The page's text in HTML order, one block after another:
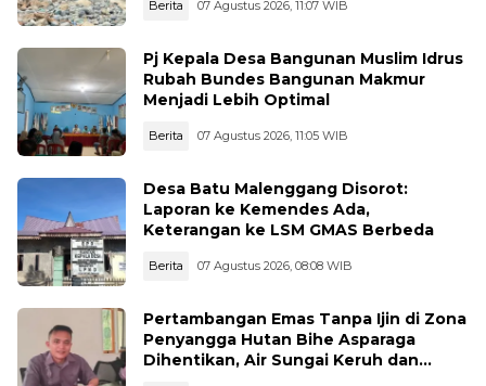
Berita 07 Agustus 2026, 11:07 WIB
Pj Kepala Desa Bangunan Muslim Idrus
Rubah Bundes Bangunan Makmur
Menjadi Lebih Optimal
Berita 07 Agustus 2026, 11:05 WIB
Desa Batu Malenggang Disorot:
Laporan ke Kemendes Ada,
Keterangan ke LSM GMAS Berbeda
Berita 07 Agustus 2026, 08:08 WIB
Pertambangan Emas Tanpa Ijin di Zona
Penyangga Hutan Bihe Asparaga
Dihentikan, Air Sungai Keruh dan